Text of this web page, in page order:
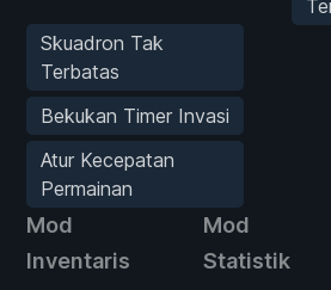
Skuadron Tak
Terbatas
Bekukan Timer Invasi
Atur Kecepatan
Permainan
Mod
Inventaris
Mod
Statistik